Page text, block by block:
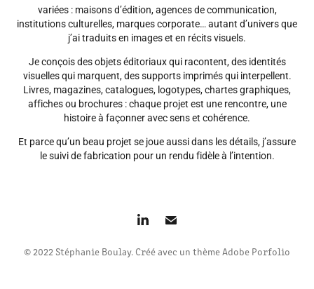
variées : maisons d’édition, agences de communication,
institutions culturelles, marques corporate… autant d’univers que
j’ai traduits en images et en récits visuels.
Je conçois des objets éditoriaux qui racontent, des identités
visuelles qui marquent, des supports imprimés qui interpellent.
Livres, magazines, catalogues, logotypes, chartes graphiques,
affiches ou brochures : chaque projet est une rencontre, une
histoire à façonner avec sens et cohérence.
Et parce qu’un beau projet se joue aussi dans les détails, j’assure
le suivi de fabrication pour un rendu fidèle à l’intention.
© 2022 Stéphanie Boulay. Créé avec un thème Adobe Porfolio